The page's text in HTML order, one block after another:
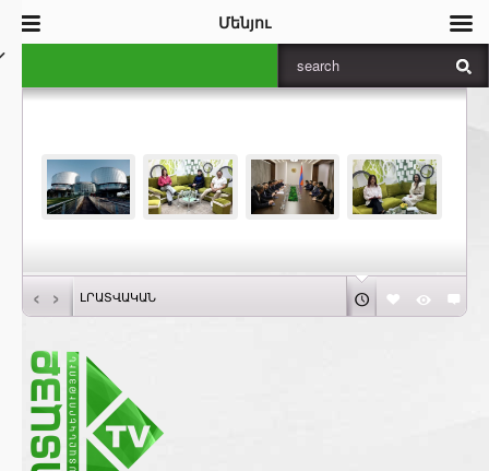
‹ › ԼՐԱՏՎԱԿԱՆ
Մենյու